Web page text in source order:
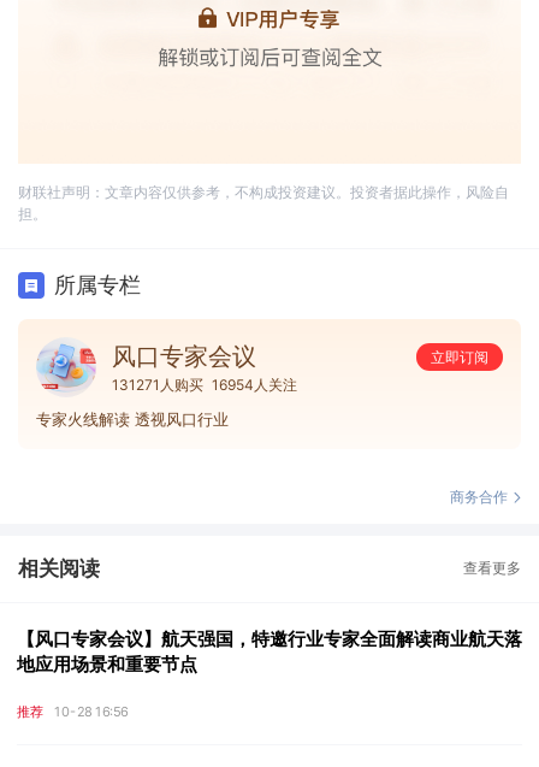
财联社声明：文章内容仅供参考，不构成投资建议。投资者据此操作，风险自
担。
所属专栏
风口专家会议
立即订阅
131271人购买 16954人关注
专家火线解读 透视风口行业
商务合作
相关阅读 查看更多
【风口专家会议】航天强国，特邀行业专家全面解读商业航天落
地应用场景和重要节点
推荐 10-28 16:56